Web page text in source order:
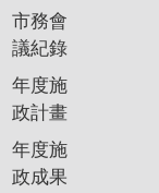
抗
旱
節
水
專
區
市務會
議紀錄
年度施
政計畫
年度施
政成果